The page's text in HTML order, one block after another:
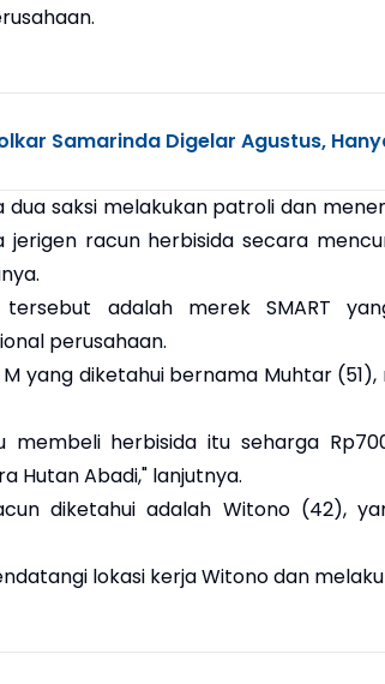
Samarinda Digelar Agustus,
dua saksi melakukan patroli dan
racun herbisida secara
tersebut adalah merek SMART
perusahaan.
yang diketahui bernama Muhtar
membeli herbisida itu seharga
Hutan Abadi," lanjutnya.
diketahui adalah Witono (42),
lokasi kerja Witono dan